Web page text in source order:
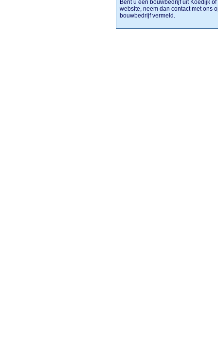
Bent u een bouwbedrijf uit Koedijk
website, neem dan contact met ons
bouwbedrijf vermeld.